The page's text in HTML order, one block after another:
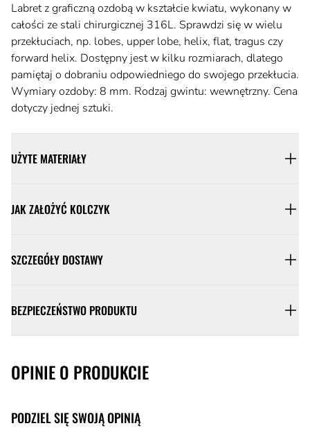
Labret z graficzną ozdobą w kształcie kwiatu, wykonany w
całości ze stali chirurgicznej 316L. Sprawdzi się w wielu
przekłuciach, np. lobes, upper lobe, helix, flat, tragus czy
forward helix. Dostępny jest w kilku rozmiarach, dlatego
pamiętaj o dobraniu odpowiedniego do swojego przekłucia.
Wymiary ozdoby: 8 mm. Rodzaj gwintu: wewnętrzny. Cena
dotyczy jednej sztuki.
UŻYTE MATERIAŁY
JAK ZAŁOŻYĆ KOLCZYK
SZCZEGÓŁY DOSTAWY
BEZPIECZEŃSTWO PRODUKTU
OPINIE O PRODUKCIE
PODZIEL SIĘ SWOJĄ OPINIĄ